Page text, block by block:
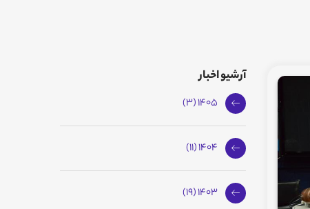
آرشیو اخبار
1405 (3)
1404 (11)
1403 (19)